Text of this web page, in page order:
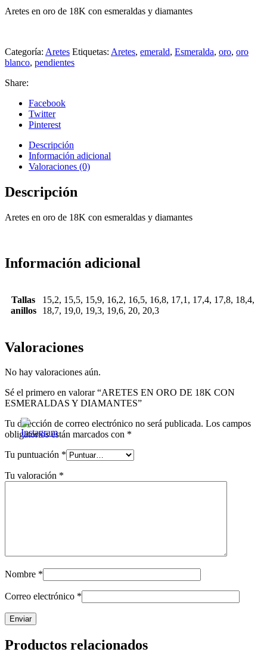
Aretes en oro de 18K con esmeraldas y diamantes
Categoría: Aretes Etiquetas: Aretes, emerald, Esmeralda, oro, oro
blanco, pendientes
Share:
Facebook
Twitter
Pinterest
Descripción
Información adicional
Valoraciones (0)
Descripción
Aretes en oro de 18K con esmeraldas y diamantes
Información adicional
Tallas
anillos
15,2, 15,5, 15,9, 16,2, 16,5, 16,8, 17,1, 17,4, 17,8, 18,4,
18,7, 19,0, 19,3, 19,6, 20, 20,3
Valoraciones
No hay valoraciones aún.
Sé el primero en valorar “ARETES EN ORO DE 18K CON
ESMERALDAS Y DIAMANTES”
Tu dirección de correo electrónico no será publicada. Los campos
obligatorios están marcados con *
Tu puntuación *
Tu valoración *
Nombre *
Correo electrónico *
Productos relacionados